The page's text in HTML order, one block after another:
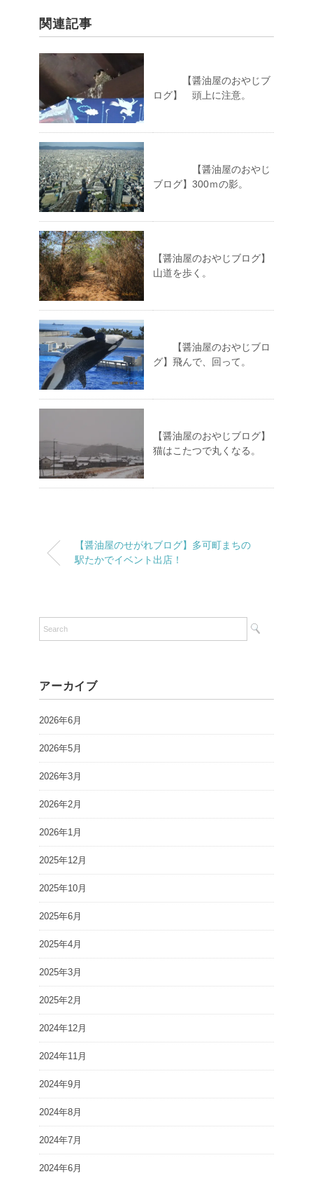
関連記事
【醤油屋のおやじブ
ログ】 頭上に注意。
【醤油屋のおやじ
ブログ】300ｍの影。
【醤油屋のおやじブログ】
山道を歩く。
【醤油屋のおやじブロ
グ】飛んで、回って。
【醤油屋のおやじブログ】
猫はこたつで丸くなる。
【醤油屋のせがれブログ】多可町まちの
駅たかでイベント出店！
アーカイブ
2026年6月
2026年5月
2026年3月
2026年2月
2026年1月
2025年12月
2025年10月
2025年6月
2025年4月
2025年3月
2025年2月
2024年12月
2024年11月
2024年9月
2024年8月
2024年7月
2024年6月